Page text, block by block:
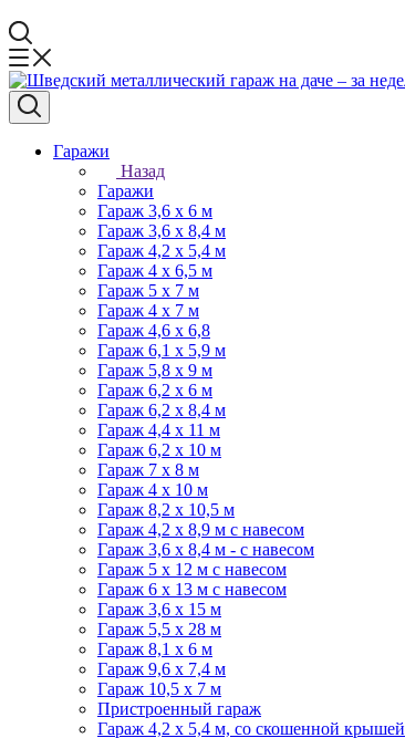
Гаражи
Назад
Гаражи
Гараж 3,6 х 6 м
Гараж 3,6 х 8,4 м
Гараж 4,2 х 5,4 м
Гараж 4 х 6,5 м
Гараж 5 х 7 м
Гараж 4 х 7 м
Гараж 4,6 х 6,8
Гараж 6,1 х 5,9 м
Гараж 5,8 х 9 м
Гараж 6,2 х 6 м
Гараж 6,2 х 8,4 м
Гараж 4,4 х 11 м
Гараж 6,2 х 10 м
Гараж 7 х 8 м
Гараж 4 х 10 м
Гараж 8,2 х 10,5 м
Гараж 4,2 х 8,9 м с навесом
Гараж 3,6 х 8,4 м - с навесом
Гараж 5 х 12 м с навесом
Гараж 6 х 13 м с навесом
Гараж 3,6 х 15 м
Гараж 5,5 х 28 м
Гараж 8,1 х 6 м
Гараж 9,6 х 7,4 м
Гараж 10,5 х 7 м
Пристроенный гараж
Гараж 4,2 х 5,4 м, со скошенной крышей